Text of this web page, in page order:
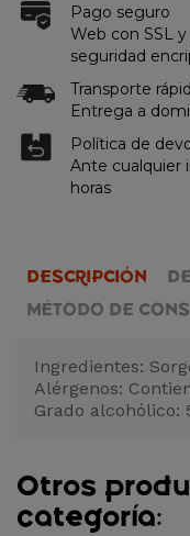
Pago seguro
Web con SSL
seguridad
Transporte
Entrega a
Política de
Ante cualquier
horas
DESCRIPCIÓN
MÉTODO DE
Ingredientes:
Alérgenos:
Grado alcohólico:
Otros
categoría: